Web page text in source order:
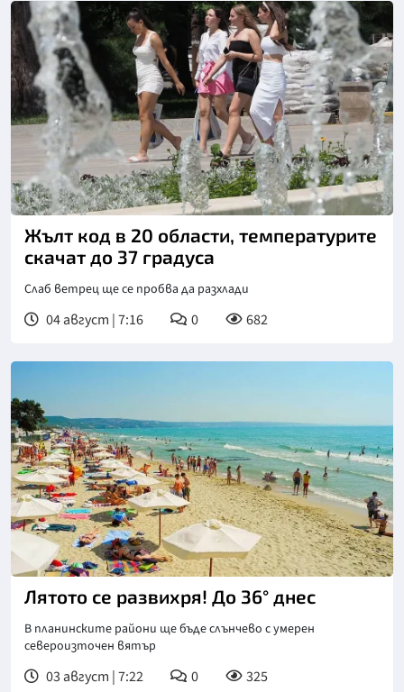
Жълт код в 20 области, температурите
скачат до 37 градуса
Слаб ветрец ще се пробва да разхлади
04 август | 7:16 0 682
Лятото се развихря! До 36° днес
В планинските райони ще бъде слънчево с умерен
североизточен вятър
03 август | 7:22 0 325